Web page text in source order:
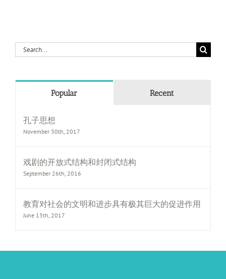
Search
for:
Popular Recent
孔子思想
November 30th, 2017
戏剧的开放式结构和封闭式结构
September 26th, 2016
教育对社会的文明和进步具有极其巨大的促进作用
June 13th, 2017